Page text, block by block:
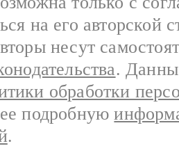
на его авторской
несут
.
обработки
подробную
.